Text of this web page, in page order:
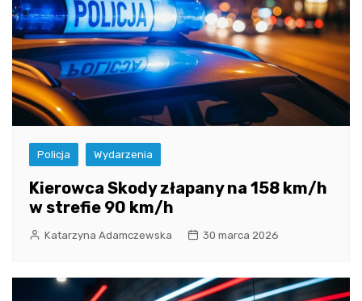
Policja Wydarzenia
Kierowca Skody złapany na 158 km/h
w strefie 90 km/h
Katarzyna Adamczewska 30 marca 2026